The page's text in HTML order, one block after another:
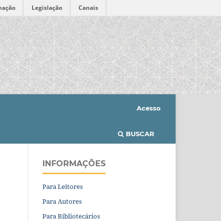
Legislação Canais
BUSCAR
Acesso
INFORMAÇÕES
Para Leitores
Para Autores
Para Bibliotecários